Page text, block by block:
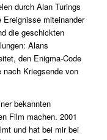
durch Alan Turings
Ereignisse miteinander
die geschickten
Alans
den Enigma-Code
Kriegsende von
bekannten
Film machen. 2001
und hat bei mir bei